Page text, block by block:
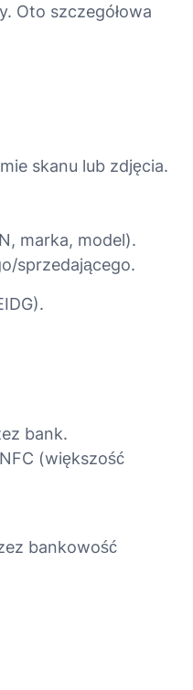
Oto szczegółowa
skanu lub zdjęcia.
marka, model).
sprzedającego.
bank.
(większość
bankowość